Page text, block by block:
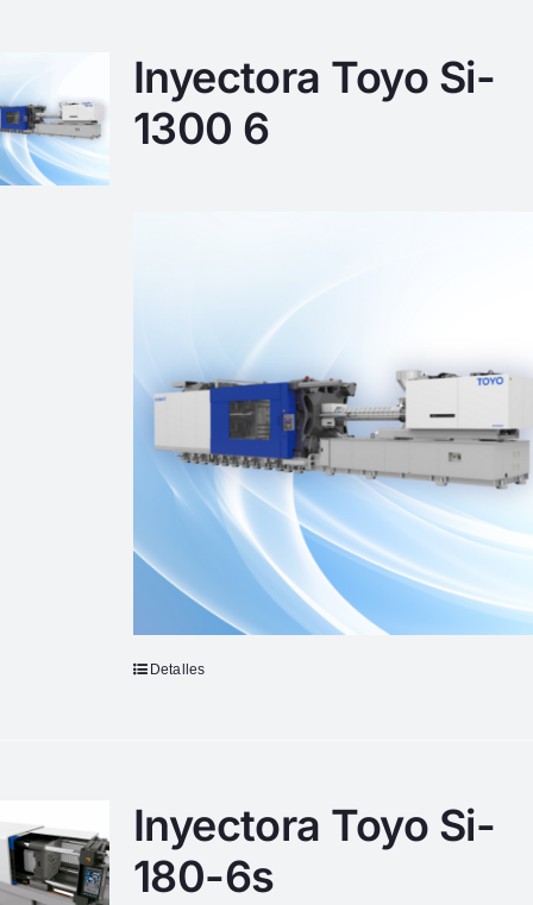
Inyectora Toyo Si-
1300 6
Detalles
Inyectora Toyo Si-
180-6s